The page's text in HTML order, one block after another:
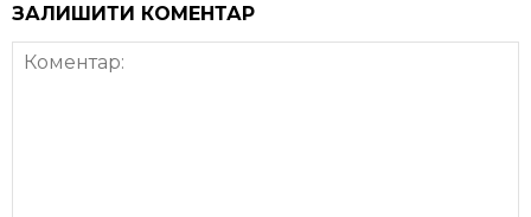
ЗАЛИШИТИ КОМЕНТАР